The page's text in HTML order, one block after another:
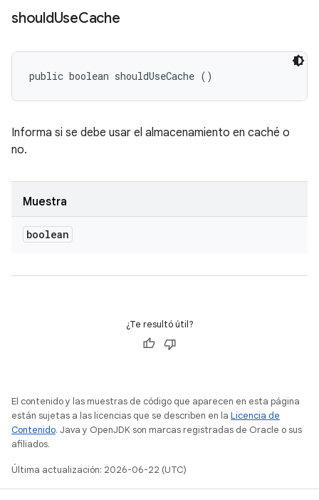
shouldUseCache
public boolean shouldUseCache ()
Informa si se debe usar el almacenamiento en caché o
no.
Muestra
boolean
¿Te resultó útil?
El contenido y las muestras de código que aparecen en esta página
están sujetas a las licencias que se describen en la Licencia de
Contenido. Java y OpenJDK son marcas registradas de Oracle o sus
afiliados.
Última actualización: 2026-06-22 (UTC)